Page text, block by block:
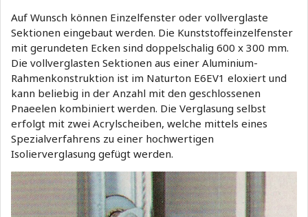
Auf Wunsch können Einzelfenster oder vollverglaste
Sektionen eingebaut werden. Die Kunststoffeinzelfenster
mit gerundeten Ecken sind doppelschalig 600 x 300 mm.
Die vollverglasten Sektionen aus einer Aluminium-
Rahmenkonstruktion ist im Naturton E6EV1 eloxiert und
kann beliebig in der Anzahl mit den geschlossenen
Pnaeelen kombiniert werden. Die Verglasung selbst
erfolgt mit zwei Acrylscheiben, welche mittels eines
Spezialverfahrens zu einer hochwertigen
Isolierverglasung gefügt werden.